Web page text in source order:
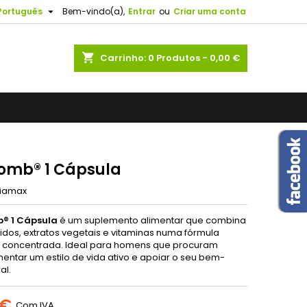
Bem-vindo(a), Entrar ou Criar uma conta

shopping_cart Carrinho: 0 Produtos - 0,00 €

1 Cápsula
1 Cápsula é um suplemento alimentar que combina
extratos vegetais e vitaminas numa fórmula
Ideal para homens que procuram
um estilo de vida ativo e apoiar o seu bem-